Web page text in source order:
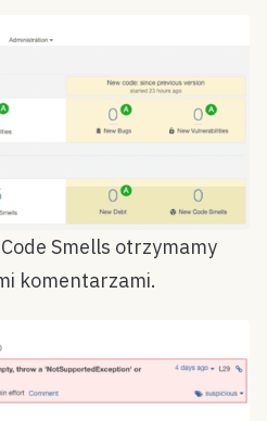
Smells otrzymamy
komentarzami.